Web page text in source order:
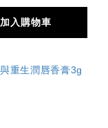
加入購物車